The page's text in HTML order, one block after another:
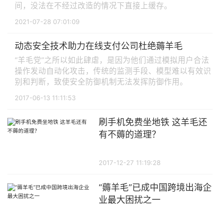
间，没法在不经过改造的情况下直接上缓存。
2021-07-28 07:01:09
动态安全技术助力在线支付公司杜绝薅羊毛
“羊毛党”之所以如此肆虐，是因为他们通过模拟用户合法
操作发动自动化攻击，传统的监测手段、模型难以有效识
别和判断，致使安全防御机制无法发挥防御作用。
2017-06-13 11:11:53
刷手机免费坐地铁 这羊毛还
有不薅的道理？
2017-12-27 11:19:28
“薅羊毛”已成中国跨境出海企
业最大困扰之一